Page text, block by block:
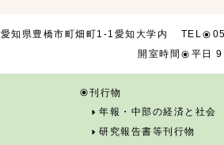
愛知県豊橋市町畑町1-1 愛知大学内 TEL
開室時間
平日
刊行物
年報・中部の経済と社会
研究報告書等刊行物